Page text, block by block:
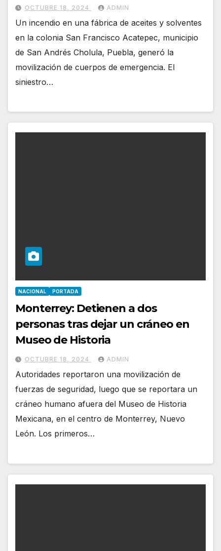
OCTUBRE 18, 2024 ADMIN
Un incendio en una fábrica de aceites y solventes
en la colonia San Francisco Acatepec, municipio
de San Andrés Cholula, Puebla, generó la
movilización de cuerpos de emergencia. El
siniestro…
NACIONAL PORTADA
Monterrey: Detienen a dos
personas tras dejar un cráneo en
Museo de Historia
OCTUBRE 18, 2024 ADMIN
Autoridades reportaron una movilización de
fuerzas de seguridad, luego que se reportara un
cráneo humano afuera del Museo de Historia
Mexicana, en el centro de Monterrey, Nuevo
León. Los primeros…